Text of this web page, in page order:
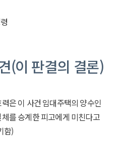
(이 판결의 결론)
은 이 사건 임대주택의 양수인
를 승계한 피고에게 미친다고
함)